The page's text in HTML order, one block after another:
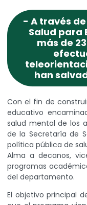
- A través
Salud para
más de
han
Con el fin de
educativo
salud mental de los
de la Secretaría de
política pública de
Alma a decanos,
programas
del departamento.
El objetivo principal